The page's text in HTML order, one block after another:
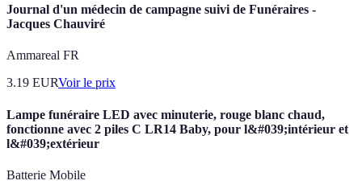
Journal d'un médecin de campagne suivi de Funéraires -
Jacques Chauviré
Ammareal FR
3.19 EURVoir le prix
Lampe funéraire LED avec minuterie, rouge blanc chaud,
fonctionne avec 2 piles C LR14 Baby, pour l&#039;intérieur et
l&#039;extérieur
Batterie Mobile